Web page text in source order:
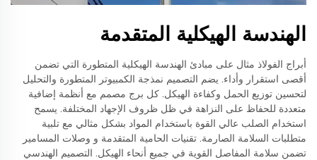
الهندسة الهيكلية المتقدمة
أبراج الفولاذ مثال على مبادئ الهندسة الهيكلية المتطورة التي تضمن
أقصى استقرار وأداء. يضم التصميم نمذجة الكمبيوتر المتطورة والتحليل
لتحسين توزيع الحمل وكفاءة الهيكل. كل برج مصمم مع أنظمة إضافية
متعددة للحفاظ على النزاهة في ظل ظروف الإجهاد المختلفة. يسمح
استخدام الصلب عالي القوة باستخدام المواد بشكل مثالي مع تلبية
متطلبات السلامة الصارمة. تقنيات الحامية المتقدمة و وصلات المسامير
تضمن سلامة المفاصل القوية في جميع أنحاء الهيكل. التصميم الهندسي